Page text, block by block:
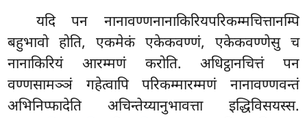
यदि पन नानावण्णनानाकिरियपरिकम्मचित्तानम्पि
बहुभावो होति, एकमेकं एकेकवण्णं, एकेकवण्णेसु च
नानाकिरियं आरम्मणं करोति. अधिट्ठानचित्तं पन
वण्णसामञ्ञं गहेत्वापि परिकम्मारम्मणं नानावण्णवन्तं
अभिनिप्फादेति अचिन्तेय्यानुभावत्ता इद्धिविसयस्स.